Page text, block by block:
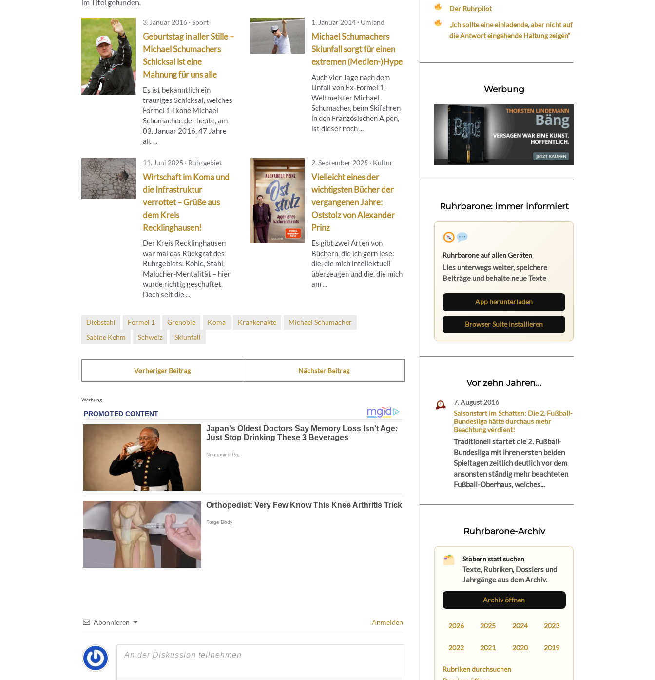
im Titel gefunden.
3. Januar 2016 · Sport
Geburtstag in aller Stille –
Michael Schumachers
Schicksal ist eine
Mahnung für uns alle
Es ist bekanntlich ein
trauriges Schicksal, welches
Formel 1-Ikone Michael
Schumacher, der heute, am
03. Januar 2016, 47 Jahre
alt ...
1. Januar 2014 · Umland
Michael Schumachers
Skiunfall sorgt für einen
extremen (Medien-)Hype
Auch vier Tage nach dem
Unfall von Ex-Formel 1-
Weltmeister Michael
Schumacher, beim Skifahren
in den Französischen Alpen,
ist dieser noch ...
11. Juni 2025 · Ruhrgebiet
Wirtschaft im Koma und
die Infrastruktur
verrottet – Grüße aus
dem Kreis
Recklinghausen!
Der Kreis Recklinghausen
war mal das Rückgrat des
Ruhrgebiets. Kohle, Stahl,
Malocher-Mentalität – hier
wurde richtig geschuftet.
Doch seit die ...
2. September 2025 · Kultur
Vielleicht eines der
wichtigsten Bücher der
vergangenen Jahre:
Oststolz von Alexander
Prinz
Es gibt zwei Arten von
Büchern, die ich gern lese:
die, die mich intellektuell
überzeugen und die, die mich
am ...
Diebstahl Formel 1 Grenoble Koma Krankenakte
Michael Schumacher
Sabine Kehm
Schweiz Skiunfall
Vorheriger Beitrag Nächster Beitrag
Werbung
Abonnieren Anmelden
Der Ruhrpilot
„Ich sollte eine einladende, aber nicht auf
die Antwort eingehende Haltung zeigen“
Werbung
Ruhrbarone: immer informiert
Ruhrbarone auf allen Geräten
Lies unterwegs weiter, speichere
Beiträge und behalte neue Texte
App herunterladen
Browser Suite installieren
Vor zehn Jahren...
7. August 2016
Saisonstart im Schatten: Die 2. Fußball-
Bundesliga hätte durchaus mehr
Beachtung verdient!
Traditionell startet die 2. Fußball-
Bundesliga mit ihren ersten beiden
Spieltagen zeitlich deutlich vor dem
ansonsten ständig mehr beachteten
Fußball-Oberhaus, welches...
Ruhrbarone-Archiv
Stöbern statt suchen
Texte, Rubriken, Dossiers und
Jahrgänge aus dem Archiv.
Archiv öffnen
2026 2025 2024 2023
2022 2021 2020 2019
Rubriken durchsuchen